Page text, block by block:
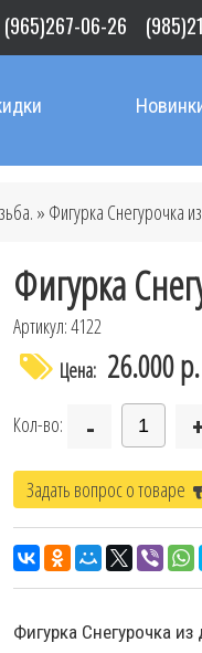
(965)267-06-26
» Фигурка Снегурочка
Фигурка
Артикул: 4122
Цена: 26.000 р.
Кол-во: -
Задать вопрос о товаре
Фигурка Снегурочка